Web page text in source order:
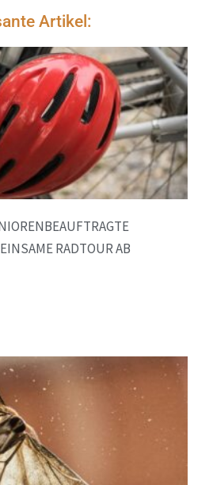
Artikel:
RADTOUR AB